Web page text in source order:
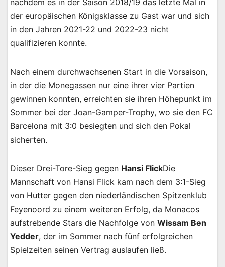
der europäischen Königsklasse zu Gast war und sich
in den Jahren 2021-22 und 2022-23 nicht
qualifizieren konnte.
Nach einem durchwachsenen Start in die Vorsaison,
in der die Monegassen nur eine ihrer vier Partien
gewinnen konnten, erreichten sie ihren Höhepunkt im
Sommer bei der Joan-Gamper-Trophy, wo sie den FC
Barcelona mit 3:0 besiegten und sich den Pokal
sicherten.
Dieser Drei-Tore-Sieg gegen Hansi FlickDie
Mannschaft von Hansi Flick kam nach dem 3:1-Sieg
von Hutter gegen den niederländischen Spitzenklub
Feyenoord zu einem weiteren Erfolg, da Monacos
aufstrebende Stars die Nachfolge von Wissam Ben
Yedder, der im Sommer nach fünf erfolgreichen
Spielzeiten seinen Vertrag auslaufen ließ.